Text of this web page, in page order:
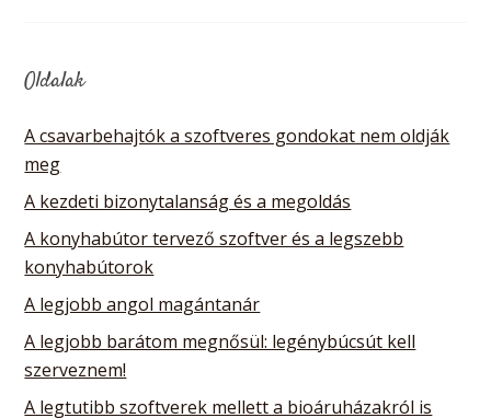
Oldalak
A csavarbehajtók a szoftveres gondokat nem oldják
meg
A kezdeti bizonytalanság és a megoldás
A konyhabútor tervező szoftver és a legszebb
konyhabútorok
A legjobb angol magántanár
A legjobb barátom megnősül: legénybúcsút kell
szerveznem!
A legtutibb szoftverek mellett a bioáruházakról is